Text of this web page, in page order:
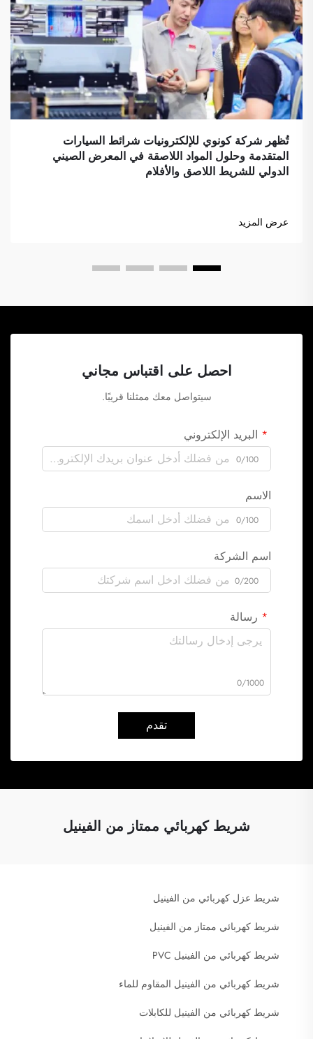
تُظهر شركة كونوي للإلكترونيات شرائط السيارات
المتقدمة وحلول المواد اللاصقة في المعرض الصيني
الدولي للشريط اللاصق والأفلام
عرض المزيد
احصل على اقتباس مجاني
سيتواصل معك ممثلنا قريبًا.
البريد الإلكتروني
0/100
الاسم
0/100
اسم الشركة
0/200
رسالة
0/1000
تقدم
شريط كهربائي ممتاز من الفينيل
شريط عزل كهربائي من الفينيل
شريط كهربائي ممتاز من الفينيل
شريط كهربائي من الفينيل PVC
شريط كهربائي من الفينيل المقاوم للماء
شريط كهربائي من الفينيل للكابلات